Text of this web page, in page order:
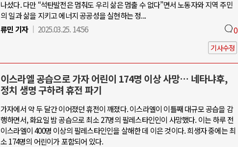
나섰다. 다만 “석탄발전은 멈춰도 우리 삶은 멈출 수 없다”면서 노동자와 지역 주민
의 일과 삶을 지키고 에너지 공공성을 실현하는 정...
류민 기자
2025.03.25. 14:56 0
기사수정
이스라엘 공습으로 가자 어린이 174명 이상 사망… 네타냐후,
정치 생명 구하려 휴전 파기
가자에서 약 두 달간 이어졌던 휴전이 깨졌다. 이스라엘이 이틀째 대규모 공습을 감
행하면서, 화요일 밤 공습으로 최소 27명의 팔레스타인인이 사망했다. 이는 하루 전
이스라엘이 400명 이상의 팔레스타인인을 살해한 데 이은 것이다. 희생자 중에는 최
소 174명의 어린이가 포함되어 있다.